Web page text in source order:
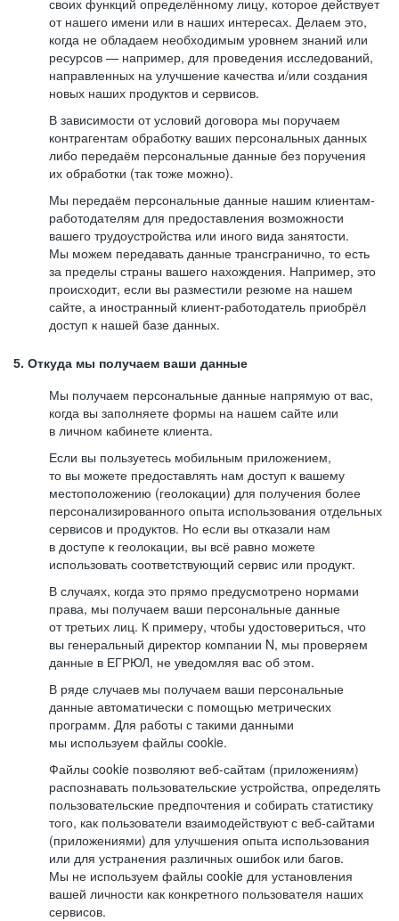
своих функций определённому лицу, которое действует
от нашего имени или в наших интересах. Делаем это,
когда не обладаем необходимым уровнем знаний или
ресурсов — например, для проведения исследований,
направленных на улучшение качества и/или создания
новых наших продуктов и сервисов.
В зависимости от условий договора мы поручаем
контрагентам обработку ваших персональных данных
либо передаём персональные данные без поручения
их обработки (так тоже можно).
Мы передаём персональные данные нашим клиентам-
работодателям для предоставления возможности
вашего трудоустройства или иного вида занятости.
Мы можем передавать данные трансгранично, то есть
за пределы страны вашего нахождения. Например, это
происходит, если вы разместили резюме на нашем
сайте, а иностранный клиент-работодатель приобрёл
доступ к нашей базе данных.
5. Откуда мы получаем ваши данные
Мы получаем персональные данные напрямую от вас,
когда вы заполняете формы на нашем сайте или
в личном кабинете клиента.
Если вы пользуетесь мобильным приложением,
то вы можете предоставлять нам доступ к вашему
местоположению (геолокации) для получения более
персонализированного опыта использования отдельных
сервисов и продуктов. Но если вы отказали нам
в доступе к геолокации, вы всё равно можете
использовать соответствующий сервис или продукт.
В случаях, когда это прямо предусмотрено нормами
права, мы получаем ваши персональные данные
от третьих лиц. К примеру, чтобы удостовериться, что
вы генеральный директор компании N, мы проверяем
данные в ЕГРЮЛ, не уведомляя вас об этом.
В ряде случаев мы получаем ваши персональные
данные автоматически с помощью метрических
программ. Для работы с такими данными
мы используем файлы cookie.
Файлы cookie позволяют веб-сайтам (приложениям)
распознавать пользовательские устройства, определять
пользовательские предпочтения и собирать статистику
того, как пользователи взаимодействуют с веб-сайтами
(приложениями) для улучшения опыта использования
или для устранения различных ошибок или багов.
Мы не используем файлы cookie для установления
вашей личности как конкретного пользователя наших
сервисов.